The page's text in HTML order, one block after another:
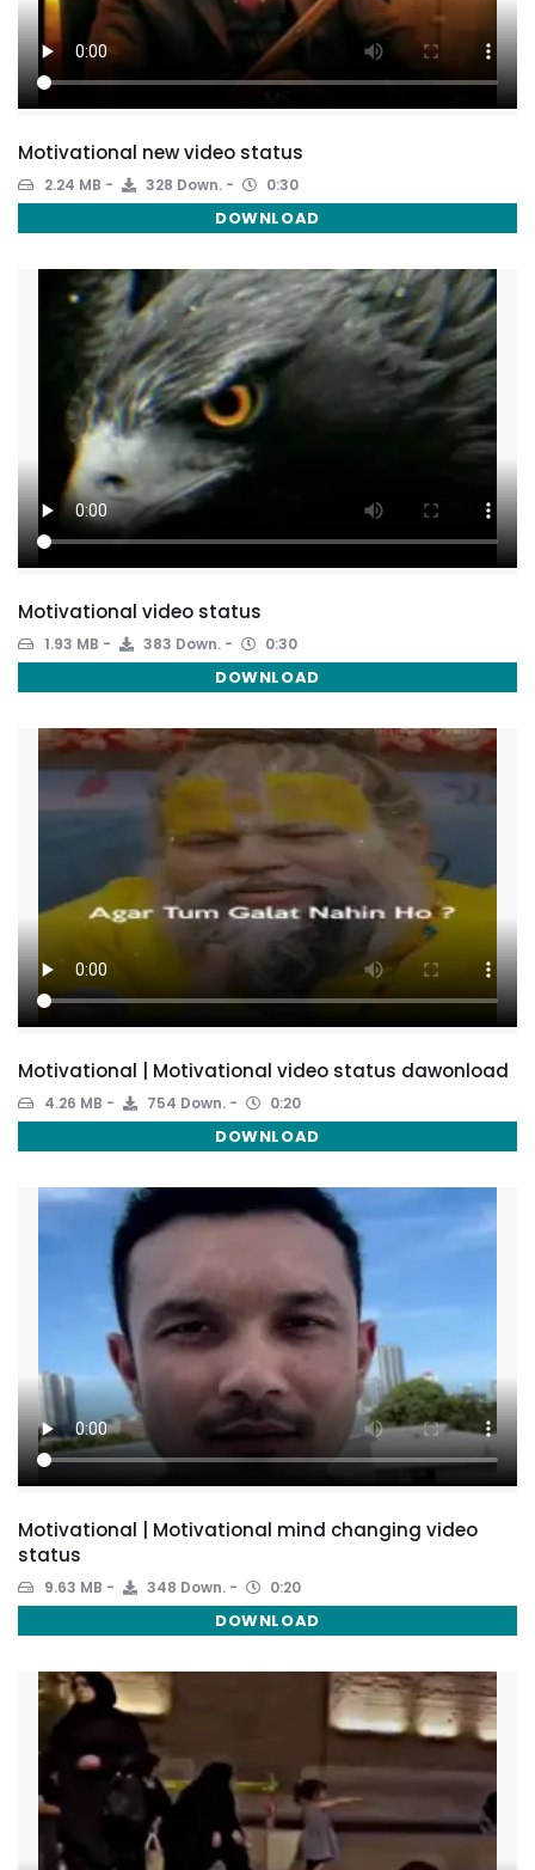
Motivational new video status
2.24 MB 328 Down. 0:30
DOWNLOAD
Motivational video status
1.93 MB 383 Down. 0:30
DOWNLOAD
Motivational | Motivational video status dawonload
4.26 MB 754 Down. 0:20
DOWNLOAD
Motivational | Motivational mind changing video
status
9.63 MB 348 Down. 0:20
DOWNLOAD